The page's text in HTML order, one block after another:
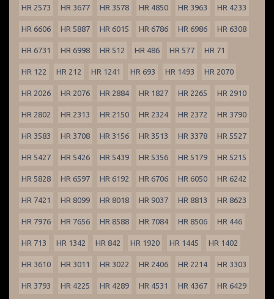
HR 2573 HR 3677 HR 3578 HR 4850 HR 3963 HR 4233
HR 6606 HR 5887 HR 6015 HR 6786 HR 6986 HR 6308
HR 6731 HR 6998 HR 512 HR 486 HR 577 HR 71
HR 122 HR 212 HR 1241 HR 693 HR 1493 HR 2070
HR 2026 HR 2076 HR 2884 HR 1827 HR 2265 HR 2910
HR 2802 HR 2313 HR 2150 HR 2324 HR 2372 HR 3790
HR 3583 HR 3708 HR 3156 HR 3513 HR 3378 HR 5527
HR 5427 HR 5426 HR 5439 HR 5356 HR 5179 HR 5215
HR 5828 HR 6597 HR 6192 HR 6706 HR 6050 HR 6242
HR 7421 HR 8099 HR 8018 HR 9037 HR 8813 HR 8623
HR 7976 HR 7656 HR 8588 HR 7084 HR 8506 HR 446
HR 713 HR 1342 HR 842 HR 1920 HR 1445 HR 1402
HR 3610 HR 3011 HR 3022 HR 2406 HR 2214 HR 3303
HR 3793 HR 4225 HR 4289 HR 4531 HR 4367 HR 6429